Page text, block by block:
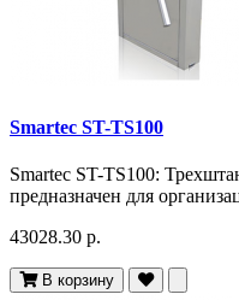
Smartec ST-TS100
Smartec ST-TS100:
предназначен для
43028.30 р.
В корзину